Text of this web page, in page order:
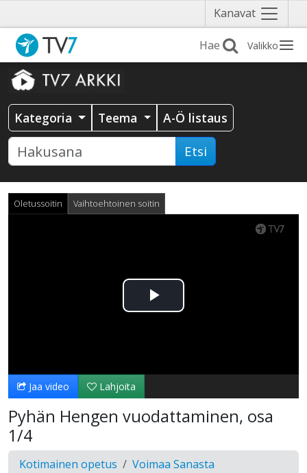
Kanavat Näytä
valikko
Valikko
Kategoria Teema A-Ö listaus
Etsi
Oletussoitin Vaihtoehtoinen soitin
Toista
Jaa video Lahjoita
Pyhän Hengen vuodattaminen, osa
1/4
Kotimainen opetus Voimaa Sanasta